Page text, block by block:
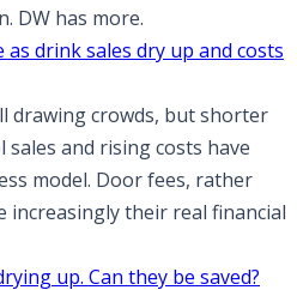
DW has more.
drink sales dry up and costs
drawing crowds, but shorter
and rising costs have
model. Door fees, rather
increasingly their real financial
up. Can they be saved?